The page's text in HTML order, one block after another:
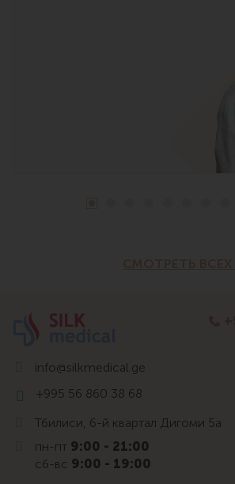
info@silkmedical.ge
+995 56 860 38 68
Тбилиси, 6-й квартал Дигоми 5а
пн-пт 9:00 - 21:00
сб-вс 9:00 - 19:00